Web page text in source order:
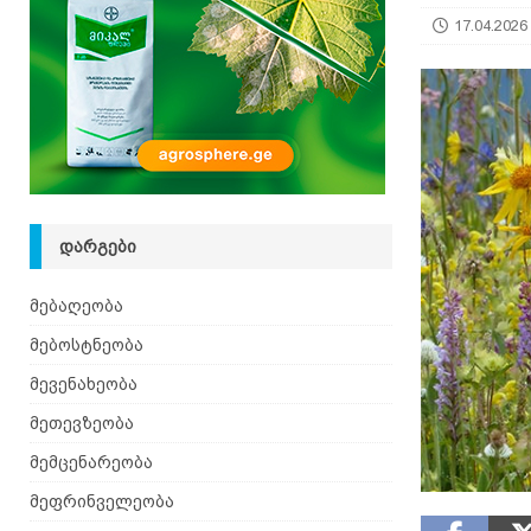
[ 08.08.2026 ] ზაანენური ჯიშის თხა 17.04.2026
ᲓᲐᲠᲒᲔᲑᲘ
მებაღეობა
მებოსტნეობა
მევენახეობა
მეთევზეობა
მემცენარეობა
მეფრინველეობა